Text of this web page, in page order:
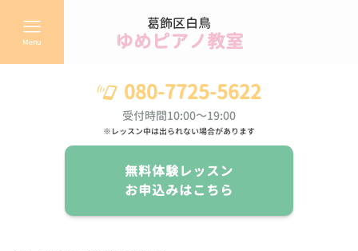
葛飾区白鳥
ゆめピアノ教室
Menu
080-7725-5622
受付時間10:00～19:00
※レッスン中は出られない場合があります
無料体験レッスン
お申込みはこちら